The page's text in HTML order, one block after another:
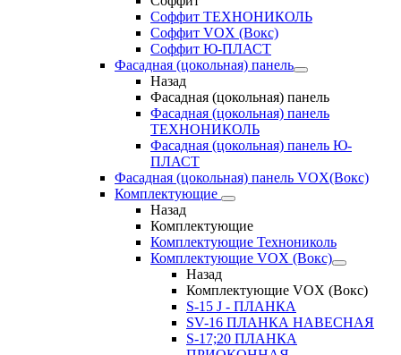
Соффит ТЕХНОНИКОЛЬ
Соффит VOX (Вокс)
Соффит Ю-ПЛАСТ
Фасадная (цокольная) панель
Назад
Фасадная (цокольная) панель
Фасадная (цокольная) панель
ТЕХНОНИКОЛЬ
Фасадная (цокольная) панель Ю-
ПЛАСТ
Фасадная (цокольная) панель VOX(Вокс)
Комплектующие
Назад
Комплектующие
Комплектующие Технониколь
Комплектующие VOX (Вокс)
Назад
Комплектующие VOX (Вокс)
S-15 J - ПЛАНКА
SV-16 ПЛАНКА НАВЕСНАЯ
S-17;20 ПЛАНКА